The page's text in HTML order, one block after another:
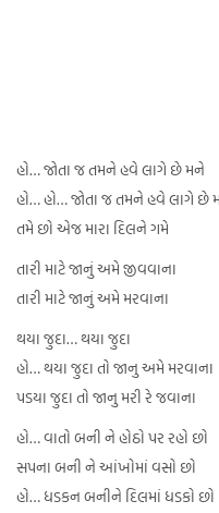
હો… જોતા જ તમને હવે લાગે છે મને
હો… હો… જોતા જ તમને હવે લાગે છે
તમે છો એજ મારા દિલને ગમે
તારી માટે જાનું અમે જીવવાના
તારી માટે જાનું અમે મરવાના
થયા જુદા… થયા જુદા
હો… થયા જુદા તો જાનુ અમે મરવાના
પડયા જુદા તો જાનુ મરી રે જવાના
હો… વાતો બની ને હોઠો પર રહો છો
સપના બની ને આંખોમાં વસો છો
હો… ધડકન બનીને દિલમાં ધડકો છો